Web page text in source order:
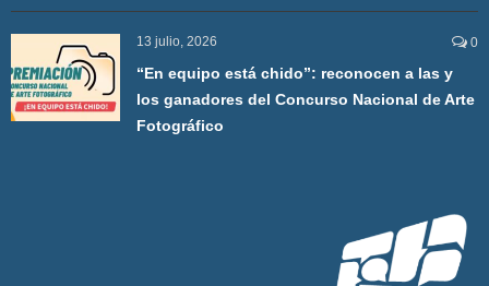
13 julio, 2026 0
“En equipo está chido”: reconocen a las y
los ganadores del Concurso Nacional de Arte
Fotográfico